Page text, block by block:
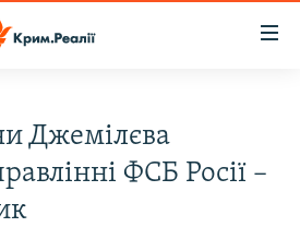
Джемілєва
ФСБ Росії –